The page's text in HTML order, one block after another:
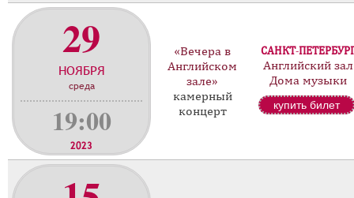
29
НОЯБРЯ
среда
19:00
2023
«Вечера в
Английском
зале»
камерный
концерт
САНКТ-
Английский зал
Дома музыки
купить билет